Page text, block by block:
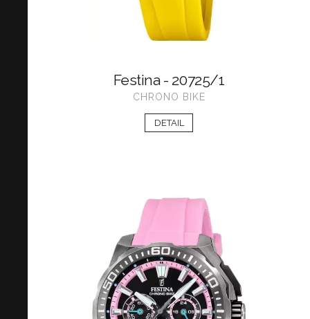
Festina - 20725/1
CHRONO BIKE
DETAIL